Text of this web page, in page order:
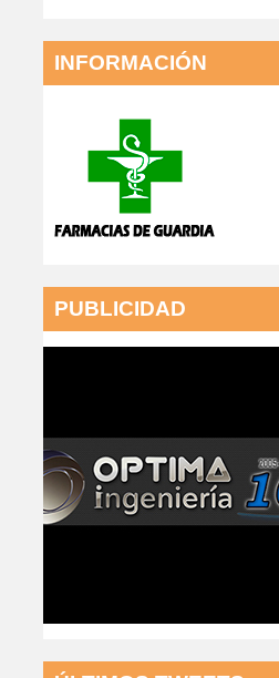
INFORMACIÓN
PUBLICIDAD